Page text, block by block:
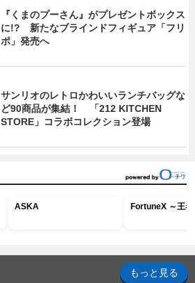
『くまのプーさん』がプレゼントボックス
に!? 新たなブラインドフィギュア「フリ
ポ」発売へ
サンリオのレトロかわいいランチバッグな
ど90商品が集結！ 「212 KITCHEN
STORE」コラボコレクション登場
ASKA FortuneX ～王
もっと見る